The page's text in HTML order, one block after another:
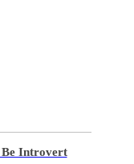
Be Introvert